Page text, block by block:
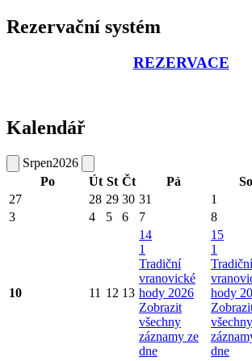
Rezervační systém
REZERVACE
Kalendář
Srpen2026
Po
Út St Čt Pá So
27
28 29 30 31 1
3
4 5 6 7 8
10 11 12 13
14
1
Tradiční
vranovické
hody 2026
Zobrazit
všechny
záznamy ze
dne
15
1
Tradiční
hody
všechny
dne